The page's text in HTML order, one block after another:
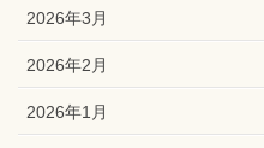
2026年3月
2026年2月
2026年1月